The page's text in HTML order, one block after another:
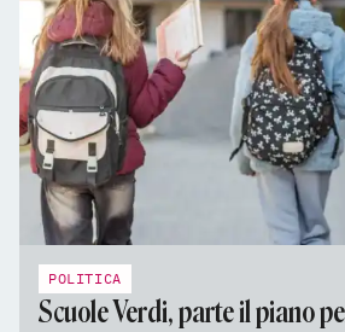
POLITICA
Scuole Verdi, parte il piano